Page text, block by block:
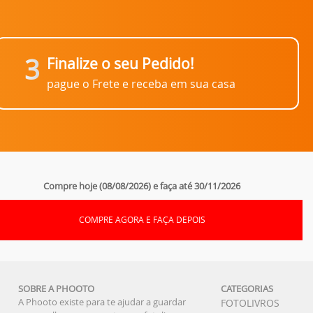
3 Finalize o seu Pedido!
pague o Frete e receba em sua casa
Compre hoje (08/08/2026) e faça até 30/11/2026
COMPRE AGORA E FAÇA DEPOIS
SOBRE A PHOOTO
A Phooto existe para te ajudar a guardar
CATEGORIAS
FOTOLIVROS